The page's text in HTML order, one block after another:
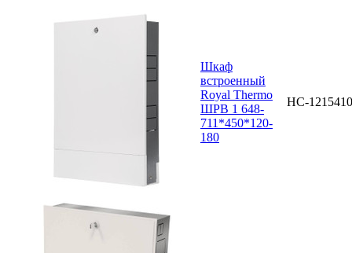
Шкаф
встроенный
Royal Thermo
ШРВ 1 648-
711*450*120-
180
НС-1215410